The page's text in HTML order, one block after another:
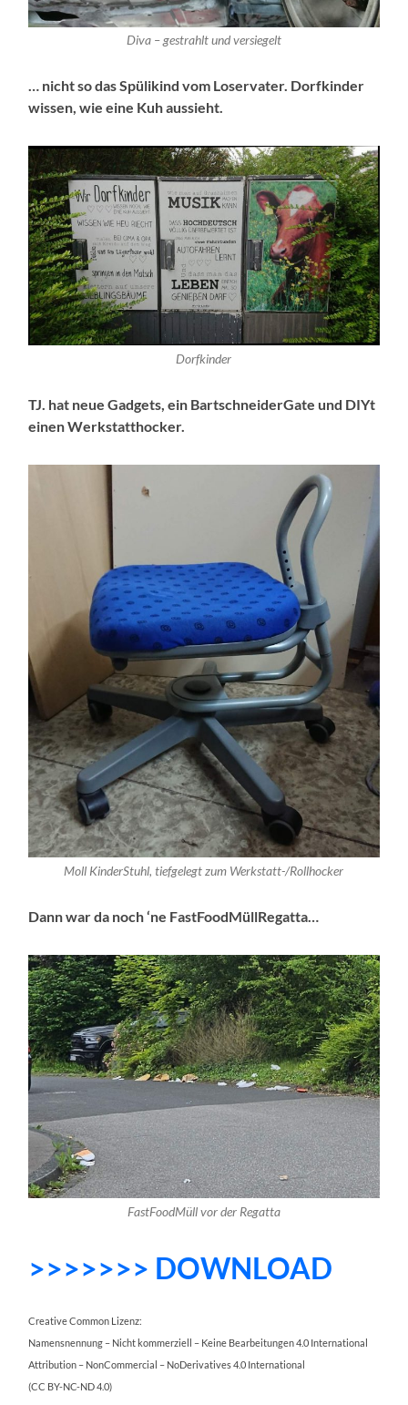
Diva – gestrahlt und versiegelt
… nicht so das Spülikind vom Loservater. Dorfkinder
wissen, wie eine Kuh aussieht.
Dorfkinder
TJ. hat neue Gadgets, ein BartschneiderGate und DIYt
einen Werkstatthocker.
Moll KinderStuhl, tiefgelegt zum Werkstatt-/Rollhocker
Dann war da noch ‘ne FastFoodMüllRegatta…
FastFoodMüll vor der Regatta
>>>>>>> DOWNLOAD
Creative Common Lizenz:
Namensnennung – Nicht kommerziell – Keine Bearbeitungen 4.0 International
Attribution – NonCommercial – NoDerivatives 4.0 International
(CC BY-NC-ND 4.0)